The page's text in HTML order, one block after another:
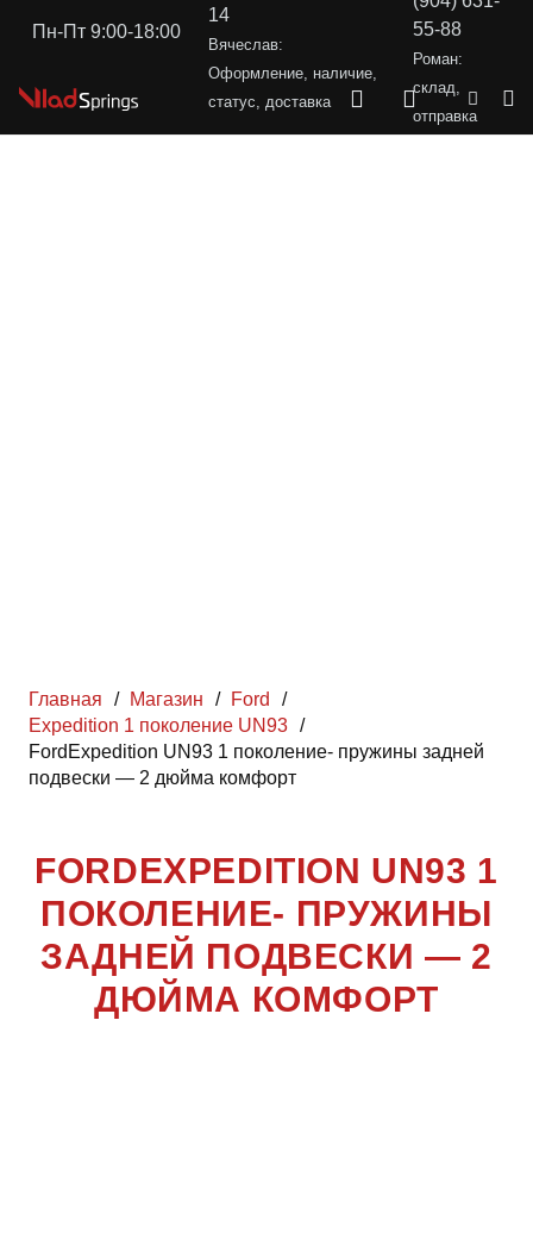
Пн-Пт 9:00-18:00
14
Вячеслав:
Оформление, наличие,
статус, доставка
55-88
Роман:
склад,
отправка
Главная / Магазин / Ford
/
Expedition 1 поколение UN93 /
FordExpedition UN93 1 поколение- пружины задней
подвески — 2 дюйма комфорт
FORDEXPEDITION UN93 1
ПОКОЛЕНИЕ- ПРУЖИНЫ
ЗАДНЕЙ ПОДВЕСКИ — 2
ДЮЙМА КОМФОРТ